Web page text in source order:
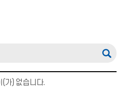
(가) 없습니다.